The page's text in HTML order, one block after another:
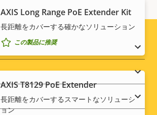
-
-
AXIS Long Range PoE Extender Kit
長距離をカバーする確かなソリューション
この製品に推奨
AXIS T8129 PoE Extender
長距離をカバーするスマートなソリューシ
ョン